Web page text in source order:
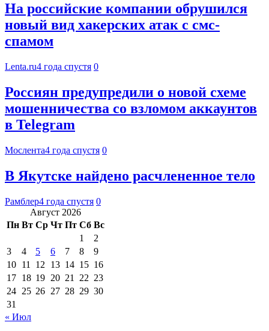
На российские компании обрушился
новый вид хакерских атак с смс-
спамом
Lenta.ru4 года спустя 0
Россиян предупредили о новой схеме
мошенничества со взломом аккаунтов
в Telegram
Мослента4 года спустя 0
В Якутске найдено расчлененное тело
Рамблер4 года спустя 0
Август 2026
Пн Вт Ср Чт Пт Сб Вс
1
2
3
4 5 6 7 8
9
10 11 12 13 14 15 16
17 18 19 20 21 22 23
24 25 26 27 28 29 30
31
« Июл